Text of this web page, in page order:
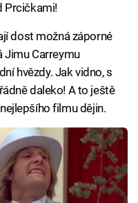
Prcičkami!
dost možná záporné
Jimu Carreymu
hvězdy. Jak vidno, s
daleko! A to ještě
filmu dějin.